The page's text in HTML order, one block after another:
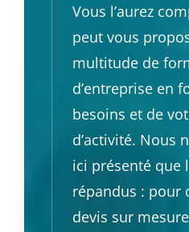
Vous l’aurez
peut vous
multitude de
d’entreprise en
besoins et de
d’activité. Nous
ici présenté que
répandus : pour
devis sur